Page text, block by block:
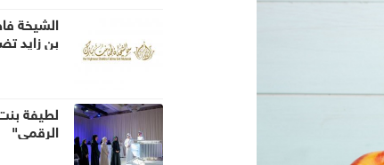
الشيخة
بن زايد
لطيفة
الرقمي"